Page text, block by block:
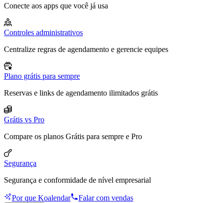
Conecte aos apps que você já usa
Controles administrativos
Centralize regras de agendamento e gerencie equipes
Plano grátis para sempre
Reservas e links de agendamento ilimitados grátis
Grátis vs Pro
Compare os planos Grátis para sempre e Pro
Segurança
Segurança e conformidade de nível empresarial
Por que Koalendar Falar com vendas